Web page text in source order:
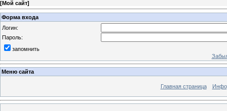
[Мой сайт]
Форма входа
Логин:
Пароль:
запомнить
Меню сайта
Главная страница